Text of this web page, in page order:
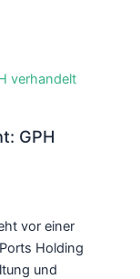
GPH
vor einer
Holding
und